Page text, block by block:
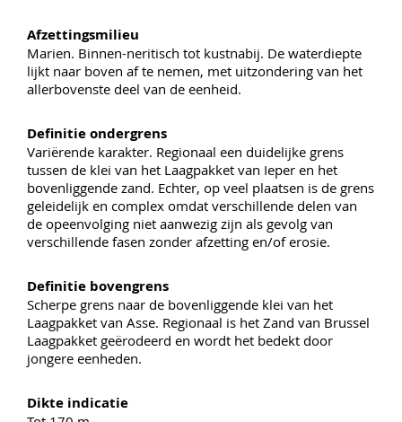
Afzettingsmilieu
Marien. Binnen-neritisch tot kustnabij. De waterdiepte
lijkt naar boven af te nemen, met uitzondering van het
allerbovenste deel van de eenheid.
Definitie ondergrens
Variërende karakter. Regionaal een duidelijke grens
tussen de klei van het Laagpakket van Ieper en het
bovenliggende zand. Echter, op veel plaatsen is de grens
geleidelijk en complex omdat verschillende delen van
de opeenvolging niet aanwezig zijn als gevolg van
verschillende fasen zonder afzetting en/of erosie.
Definitie bovengrens
Scherpe grens naar de bovenliggende klei van het
Laagpakket van Asse. Regionaal is het Zand van Brussel
Laagpakket geërodeerd en wordt het bedekt door
jongere eenheden.
Dikte indicatie